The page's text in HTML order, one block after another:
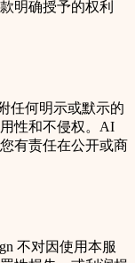
明确授予的权利
任何明示或默示的
性和不侵权。AI
有责任在公开或商
不对因使用本服